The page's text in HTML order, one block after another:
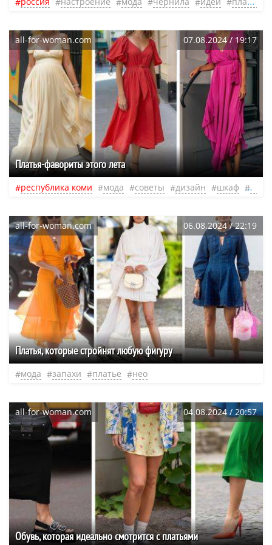
all-for-woman.com 07.08.2024 / 19:17
Платья-фавориты этого лета
республика коми мода советы дизайн шкаф
all-for-woman.com 06.08.2024 / 22:19
Платья, которые стройнят любую фигуру
мода запахи платье нео
all-for-woman.com 04.08.2024 / 20:57
Обувь, которая идеально смотрится с платьями